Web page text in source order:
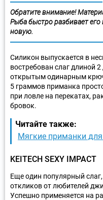
Обратите внимание!
Рыба быстро разбивает
новую.
Силикон выпускается в
востребован слаг
открытым одинарным
5 граммов приманка
при ловле на перекатах,
бровок.
Читайте также:
Мягкие приманки для
KEITECH SEXY IMPACT
Еще один популярный
откликов от любителей
Успешно применяется на